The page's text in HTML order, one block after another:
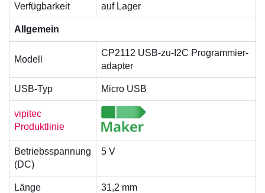
Verfügbarkeit auf Lager
Allgemein
Modell
CP2112 USB-zu-I2C Pro­grammier­
adapter
USB-Typ Micro USB
vipitec
Produktlinie
Betriebsspannung
(DC)
5 V
Länge 31,2 mm